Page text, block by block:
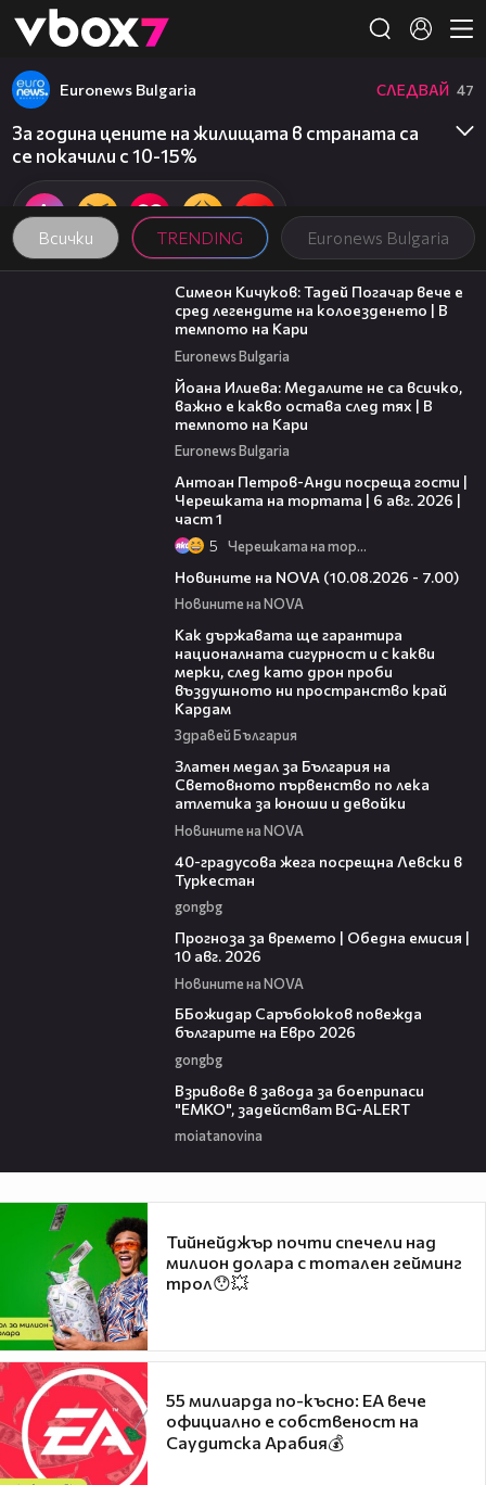
👾
Всички TRENDING Euronews Bulgaria
Euronews Bulgaria СЛЕДВАЙ 47
За година цените на жилищата в страната са
се покачили с 10-15%
11:23
Симеон Кичуков: Тадей Погачар вече е
сред легендите на колоезденето | В
темпото на Кари
Euronews Bulgaria
Йоана Илиева: Медалите не са всичко,
важно е какво остава след тях | В
темпото на Кари
Euronews Bulgaria
Антоан Петров-Анди посреща гости |
Черешката на тортата | 6 авг. 2026 |
част 1
5 Черешката на тортата
Новините на NOVA (10.08.2026 - 7.00)
Новините на NOVA
Как държавата ще гарантира
националната сигурност и с какви
мерки, след като дрон проби
въздушното ни пространство край
Кардам
Здравей България
Златен медал за България на
Световното първенство по лека
атлетика за юноши и девойки
Новините на NOVA
40-градусова жега посрещна Левски в
Туркестан
gongbg
Прогноза за времето | Обедна емисия |
10 авг. 2026
Новините на NOVA
ББожидар Саръбоюков повежда
българите на Евро 2026
gongbg
Взривове в завода за боеприпаси
"ЕМКО", задействат BG-ALERT
moiatanovina
Тийнейджър почти спечели над
милион долара с тотален гейминг
трол😯💥
55 милиарда по-късно: EA вече
официално е собственост на
Саудитска Арабия💰